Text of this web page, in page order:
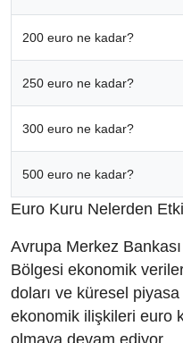
200 euro ne kadar?
250 euro ne kadar?
300 euro ne kadar?
500 euro ne kadar?
Euro Kuru Nelerden
Avrupa Merkez
Bölgesi ekonomik
doları ve küresel
ekonomik ilişkileri euro
olmaya devam ediyor.